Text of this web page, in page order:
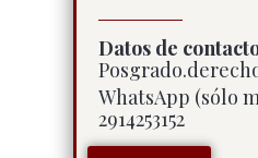
Datos de
WhatsApp (sólo
2914253152